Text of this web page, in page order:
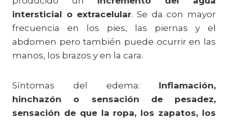
intersticial o extracelular. Se da con mayor
frecuencia en los pies, las piernas y el
abdomen pero también puede ocurrir en las
manos, los brazos y en la cara.
Síntomas del edema: Inflamación,
hinchazón o sensación de pesadez,
sensación de que la ropa, los zapatos, los